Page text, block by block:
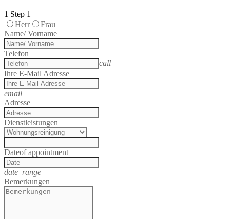
1 Step 1
Herr
Frau
Name/ Vorname
Telefon
call
Ihre E-Mail Adresse
email
Adresse
Dienstleistungen
Dateof appointment
date_range
Bemerkungen